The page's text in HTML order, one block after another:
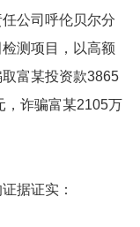
公司呼伦贝尔分
测项目，以高额
富某投资款3865
，诈骗富某2105万
据证实：